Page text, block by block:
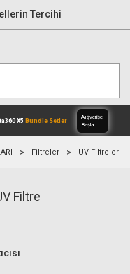
Tercihi
Filtreler UV Filtreler
Filtre